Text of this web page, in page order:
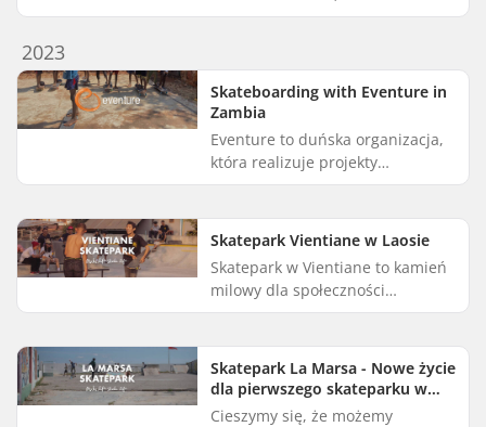
Freiburg realizuje misję
wśród młod...
2023
Skateboarding with Eventure in
Zambia
Eventure to duńska organizacja,
która realizuje projekty
charytatywne w krajach
wspieranie i napędzanie
zrównoważon...
Skatepark Vientiane w Laosie
Skatepark w Vientiane to kamień
milowy dla społeczności
deskorolkowej w Laosie, a my
wesprzeć jego powstanie dzięki
naszej...
Skatepark La Marsa - Nowe życie
dla pierwszego skateparku w
Maghrebie
Cieszymy się, że możemy